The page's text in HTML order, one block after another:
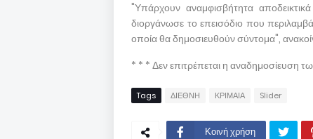
"Υπάρχουν αναμφισβήτητα
διοργάνωσε το επεισόδιο που
οποία θα δημοσιευθούν σύντομα",
* * * Δεν επιτρέπεται η αναδημοσίευση
Tags ΔΙΕΘΝΗ ΚΡΙΜΑΙΑ Slider
Κοινή χρήση